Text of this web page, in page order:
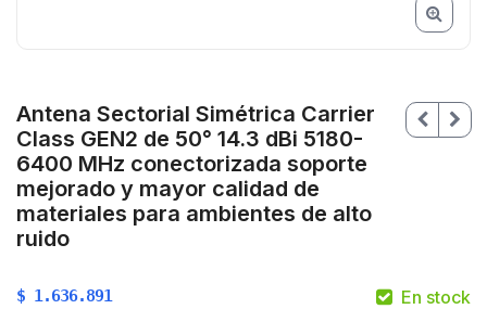
Antena Sectorial Simétrica Carrier
Class GEN2 de 50° 14.3 dBi 5180-
6400 MHz conectorizada soporte
mejorado y mayor calidad de
materiales para ambientes de alto
ruido
$ 1.636.891 En stock